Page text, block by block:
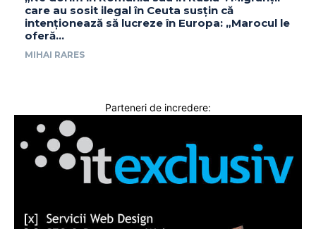
care au sosit ilegal în Ceuta susțin că
intenționează să lucreze în Europa: „Marocul le
oferă...
MIHAI RARES
Parteneri de incredere: